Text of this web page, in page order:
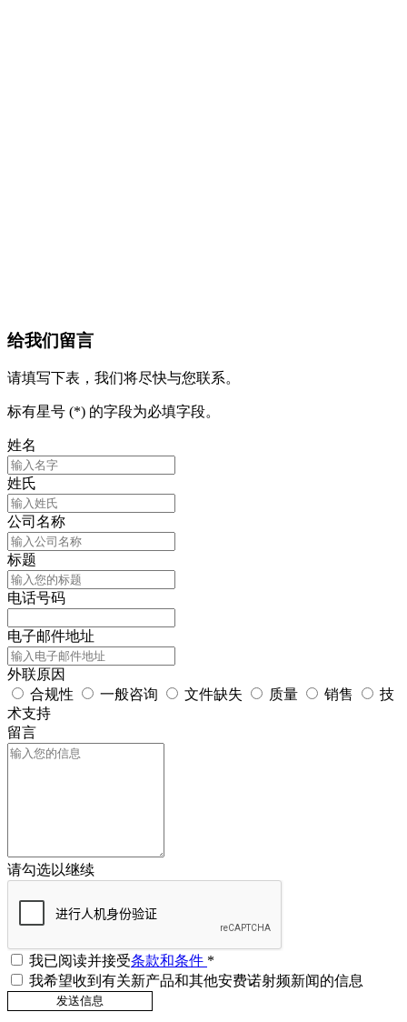
给我们留言
请填写下表，我们将尽快与您联系。
标有星号 (*) 的字段为必填字段。
姓名
姓氏
公司名称
标题
电话号码
电子邮件地址
外联原因
合规性
一般咨询 文件缺失 质量 销售
技
术支持
留言
请勾选以继续
我已阅读并接受条款和条件 *
我希望收到有关新产品和其他安费诺射频新闻的信息